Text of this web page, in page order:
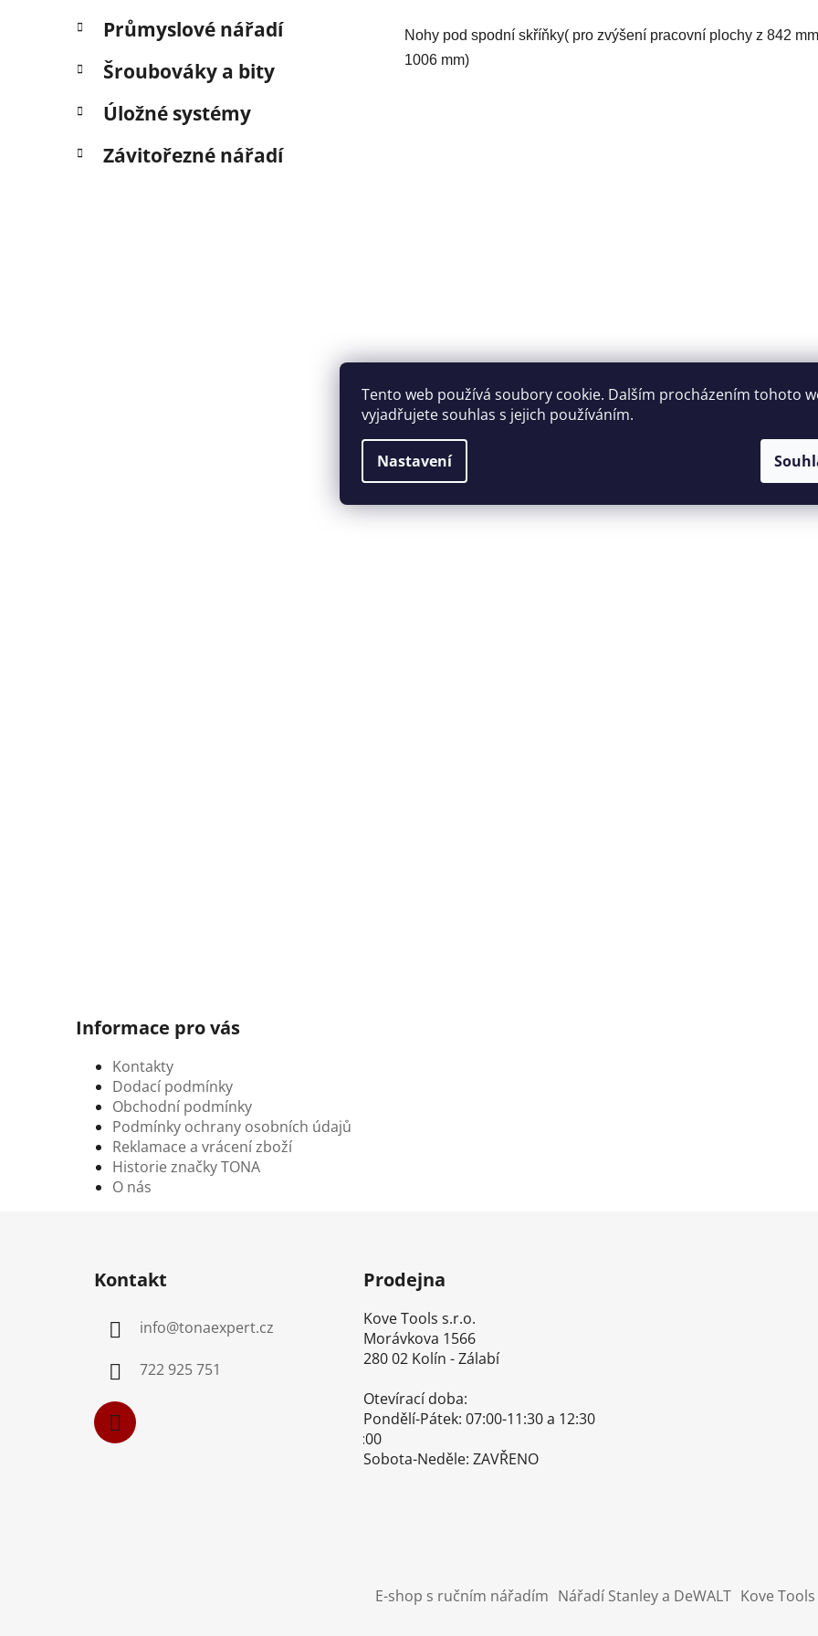
Tento web používá soubory cookie. Dalším procházením tohoto
vyjadřujete souhlas s jejich používáním.
Nastavení
Průmyslové nářadí
Šroubováky a bity
Úložné systémy
Závitořezné nářadí
Informace pro vás
Kontakty
Dodací podmínky
Obchodní podmínky
Podmínky ochrany osobních údajů
Reklamace a vrácení zboží
Historie značky TONA
O nás
Nohy pod spodní skříňky( pro zvýšení pracovní plochy z 842
1006 mm)
Kontakt
info@tonaexpert.cz
722 925 751
Prodejna
Kove Tools s.r.o.
Morávkova 1566
280 02 Kolín - Zálabí
Otevírací doba:
Pondělí-Pátek: 07:00-11:30 a 12:30-
16:00
Sobota-Neděle: ZAVŘENO
E-shop s ručním nářadím Nářadí Stanley a DeWALT Kove